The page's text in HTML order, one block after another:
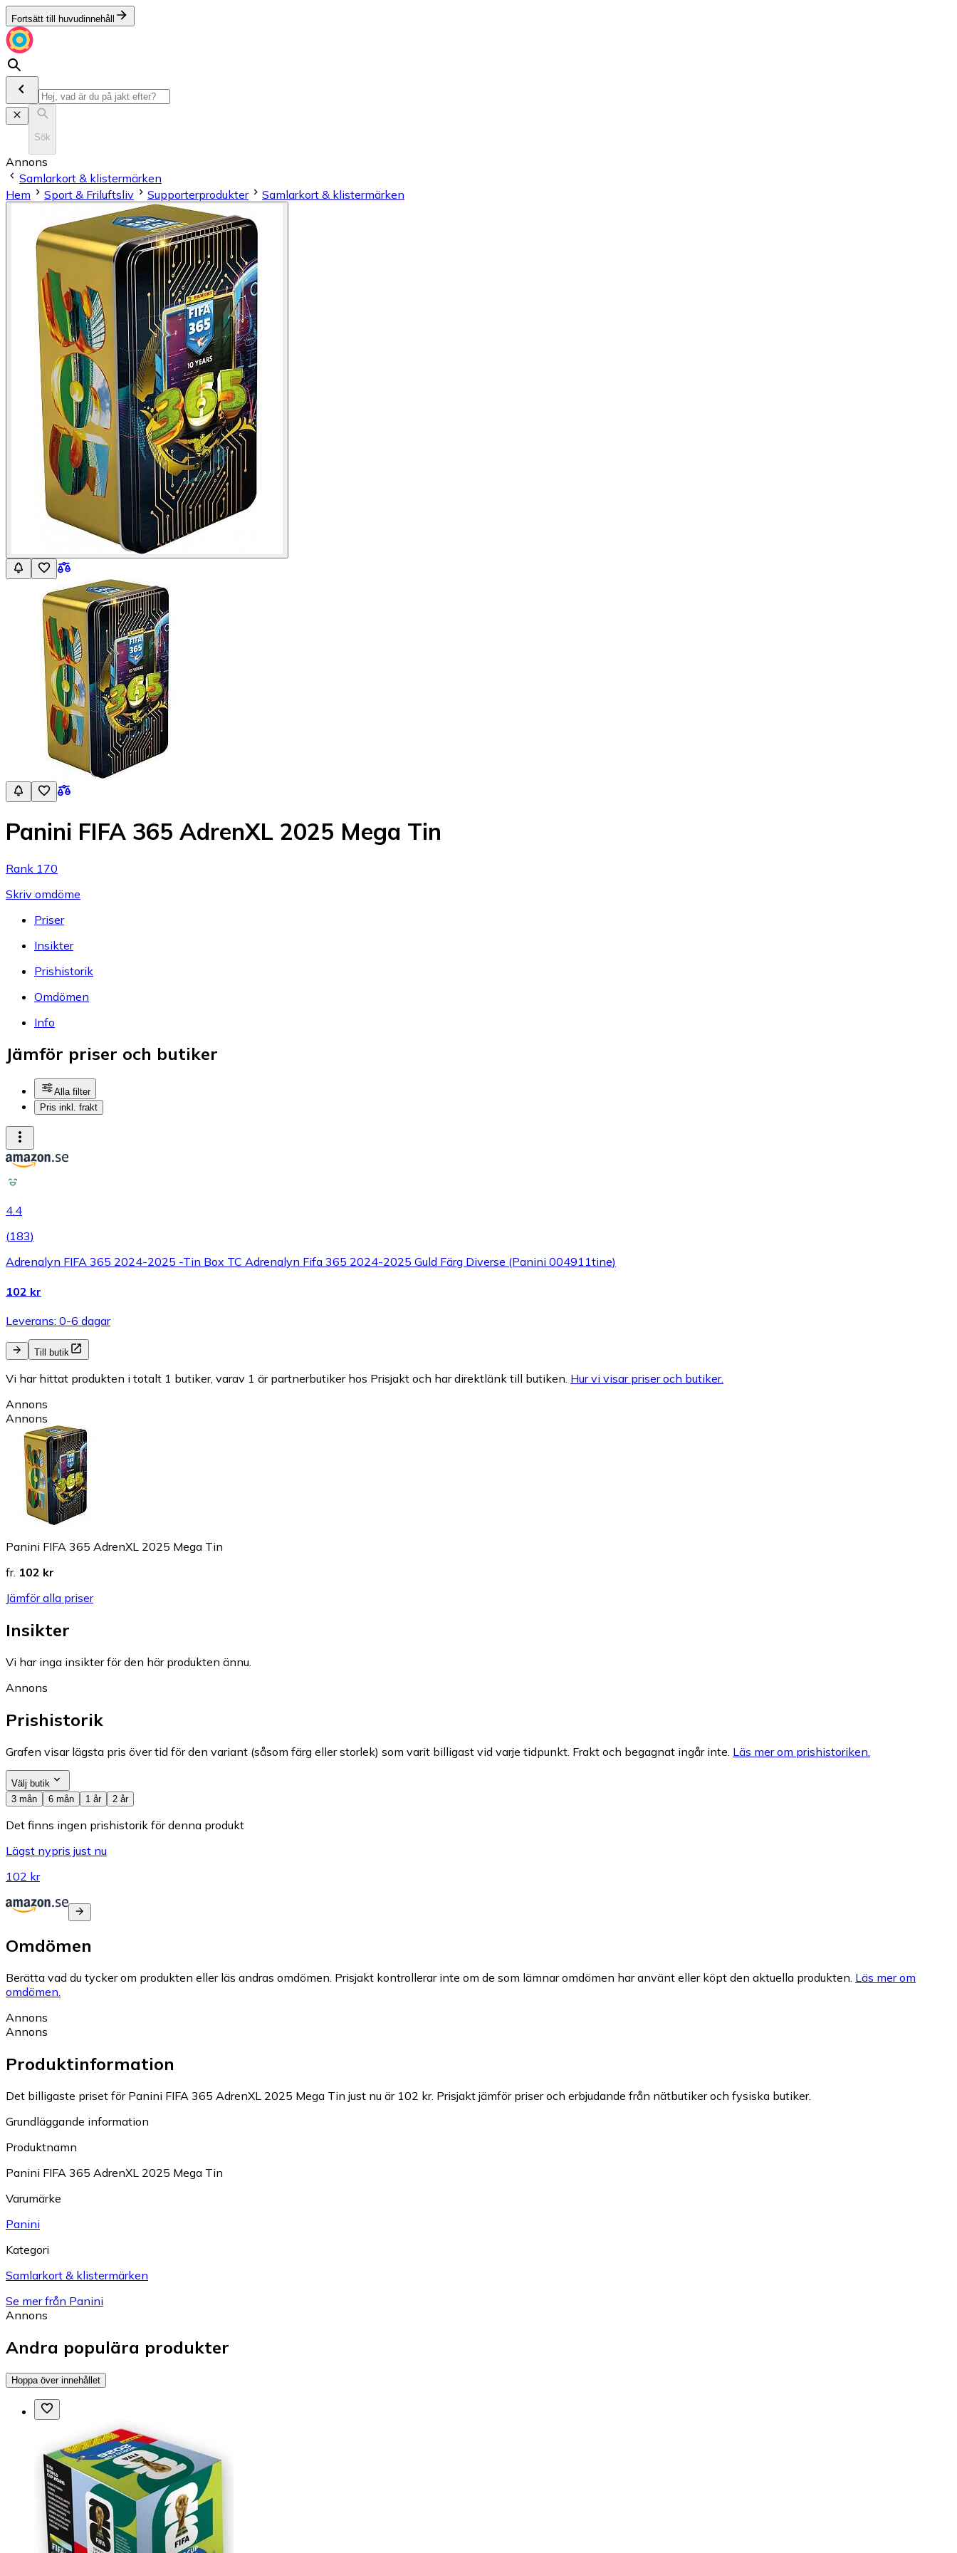
Fortsätt till huvudinnehåll
Sök
Annons
Samlarkort & klistermärken
Hem
Sport & Friluftsliv Supporterprodukter Samlarkort & klistermärken
Panini FIFA 365 AdrenXL 2025 Mega Tin
Rank 170
Skriv omdöme
Priser
Insikter
Prishistorik
Omdömen
Info
Jämför priser och butiker
Alla filter
Pris inkl. frakt
4.4
(183)
Adrenalyn FIFA 365 2024-2025 -Tin Box TC Adrenalyn Fifa 365 2024-2025 Guld Färg Diverse (Panini 004911tine)
102 kr
Leverans: 0-6 dagar
Till butik
Vi har hittat produkten i totalt 1 butiker, varav 1 är partnerbutiker hos Prisjakt och har direktlänk till butiken. Hur vi visar priser och butiker.
Annons
Annons
Panini FIFA 365 AdrenXL 2025 Mega Tin
fr. 102 kr
Jämför alla priser
Insikter
Vi har inga insikter för den här produkten ännu.
Annons
Prishistorik
Grafen visar lägsta pris över tid för den variant (såsom färg eller storlek) som varit billigast vid varje tidpunkt. Frakt och begagnat ingår inte. Läs mer om prishistoriken.
Välj butik
3 mån
6 mån 1 år 2 år
Det finns ingen prishistorik för denna produkt
Lägst nypris just nu
102 kr
Omdömen
Berätta vad du tycker om produkten eller läs andras omdömen. Prisjakt kontrollerar inte om de som lämnar omdömen har använt eller köpt den aktuella produkten. Läs mer om
omdömen.
Annons
Annons
Produktinformation
Det billigaste priset för Panini FIFA 365 AdrenXL 2025 Mega Tin just nu är 102 kr. Prisjakt jämför priser och erbjudande från nätbutiker och fysiska butiker.
Grundläggande information
Produktnamn
Panini FIFA 365 AdrenXL 2025 Mega Tin
Varumärke
Panini
Kategori
Samlarkort & klistermärken
Se mer från Panini
Annons
Andra populära produkter
Hoppa över innehållet